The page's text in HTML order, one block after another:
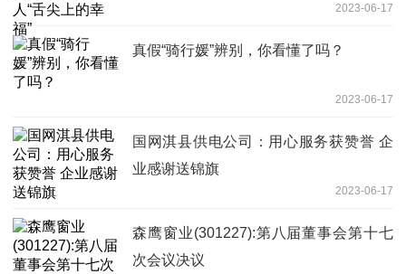
2023-06-17
真假“骑行媛”辨别，你看懂了吗？
2023-06-17
国网淇县供电公司：用心服务获赞誉 企
业感谢送锦旗
2023-06-17
森鹰窗业(301227):第八届董事会第十七
次会议决议